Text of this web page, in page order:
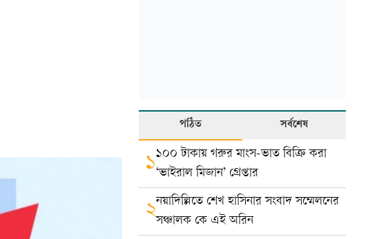
পঠিত সর্বশেষ
১১০০ টাকায় গরুর মাংস-ভাত বিক্রি করা
‘ভাইরাল মিজান’ গ্রেপ্তার
২নয়াদিল্লিতে শেখ হাসিনার সংবাদ সম্মেলনের
সঞ্চালক কে এই অরিন